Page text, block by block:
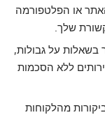
או הפלטפורמה
שלך.
על גבולות,
ללא הסכמות
מהלקוחות